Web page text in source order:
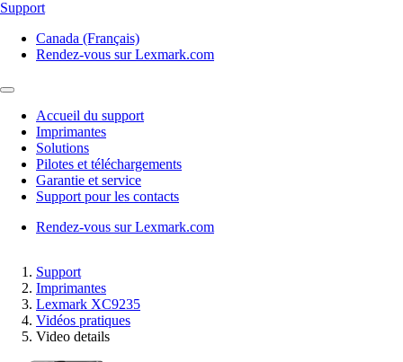
Support
Canada (Français)
Rendez-vous sur Lexmark.com
Accueil du support
Imprimantes
Solutions
Pilotes et téléchargements
Garantie et service
Support pour les contacts
Rendez-vous sur Lexmark.com
Support
Imprimantes
Lexmark XC9235
Vidéos pratiques
Video details